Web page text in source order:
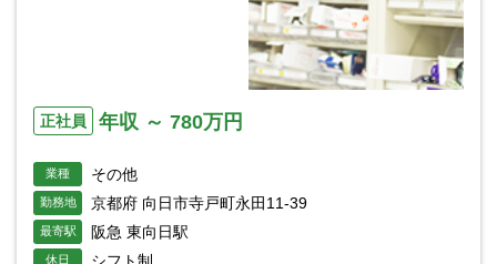
正社員 年収 ～ 780万円
業種 その他
勤務地 京都府 向日市寺戸町永田11-39
最寄駅 阪急 東向日駅
休日 シフト制